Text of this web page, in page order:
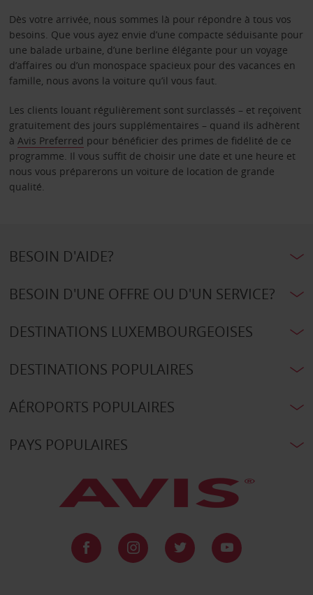
Dès votre arrivée, nous sommes là pour répondre à tous vos
besoins. Que vous ayez envie d’une compacte séduisante pour
une balade urbaine, d’une berline élégante pour un voyage
d’affaires ou d’un monospace spacieux pour des vacances en
famille, nous avons la voiture qu’il vous faut.
Les clients louant régulièrement sont surclassés – et reçoivent
gratuitement des jours supplémentaires – quand ils adhèrent
à Avis Preferred pour bénéficier des primes de fidélité de ce
programme. Il vous suffit de choisir une date et une heure et
nous vous préparerons un voiture de location de grande
qualité.
BESOIN D'AIDE?
BESOIN D'UNE OFFRE OU D'UN SERVICE?
DESTINATIONS LUXEMBOURGEOISES
DESTINATIONS POPULAIRES
AÉROPORTS POPULAIRES
PAYS POPULAIRES